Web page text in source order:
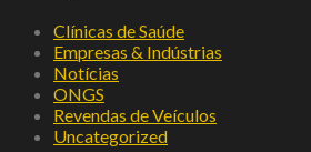
Clínicas de Saúde
Empresas & Indústrias
Notícias
ONGS
Revendas de Veículos
Uncategorized